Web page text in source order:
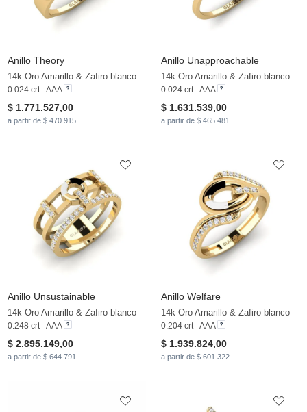
Anillo Theory
14k Oro Amarillo & Zafiro blanco
0.024 crt - AAA
$ 1.771.527,00
a partir de $ 470.915
Anillo Unapproachable
14k Oro Amarillo & Zafiro blanco
0.024 crt - AAA
$ 1.631.539,00
a partir de $ 465.481
Anillo Unsustainable
14k Oro Amarillo & Zafiro blanco
0.248 crt - AAA
$ 2.895.149,00
a partir de $ 644.791
Anillo Welfare
14k Oro Amarillo & Zafiro blanco
0.204 crt - AAA
$ 1.939.824,00
a partir de $ 601.322